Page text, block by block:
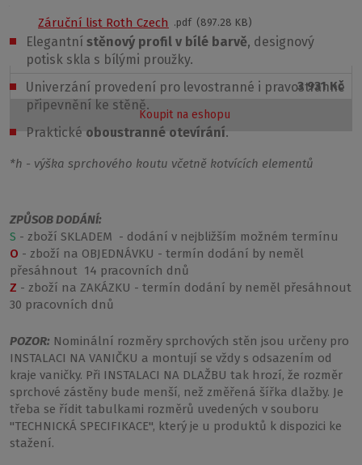
1300 mm
3 931 Kč
Koupit na eshopu
*h - výška sprchového koutu včetně kotvících elementů
ZPŮSOB DODÁNÍ:
S - zboží SKLADEM - dodání v nejbližším možném termínu
O - zboží na OBJEDNÁVKU - termín dodání by neměl
přesáhnout 14 pracovních dnů
Z - zboží na ZAKÁZKU - termín dodání by neměl přesáhnout
30 pracovních dnů
POZOR: Nominální rozměry sprchových stěn jsou určeny pro
INSTALACI NA VANIČKU a montují se vždy s odsazením od
kraje vaničky. Při INSTALACI NA DLAŽBU tak hrozí, že rozměr
sprchové zástěny bude menší, než změřená šířka dlažby. Je
třeba se řídit tabulkami rozměrů uvedených v souboru
"TECHNICKÁ SPECIFIKACE", který je u produktů k dispozici ke
stažení.
Záruční list Roth Czech pdf 897.28 KB
Výhody vanové zástěny SCREEN
Elegantní stěnový profil v bílé barvě, designový
potisk skla s bílými proužky.
Univerzání provedení pro levostranné i pravostranné
připevnění ke stěně.
Praktické oboustranné otevírání.
Vanová zástěna vás mile překvapí svým designovým
řešit nedostatečný prostor v koupelně. Hodí se pro
obdélníkové vany